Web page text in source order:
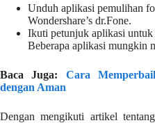
Unduh aplikasi pemulihan
Wondershare’s dr.Fone.
Ikuti petunjuk aplikasi
Beberapa aplikasi mungkin
Baca Juga:
Cara
dengan Aman
Dengan mengikuti artikel